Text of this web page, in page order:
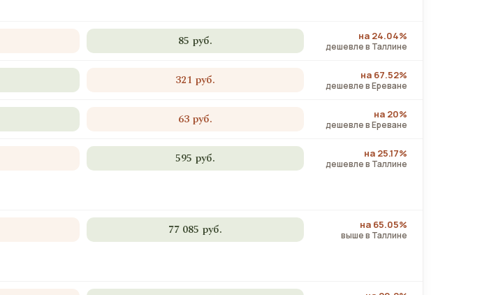
85 руб. на 24.04%
дешевле в Таллине
321 руб. на 67.52%
дешевле в Ереване
63 руб. на 20%
дешевле в Ереване
595 руб. на 25.17%
дешевле в Таллине
77 085 руб. на 65.05%
выше в Таллине